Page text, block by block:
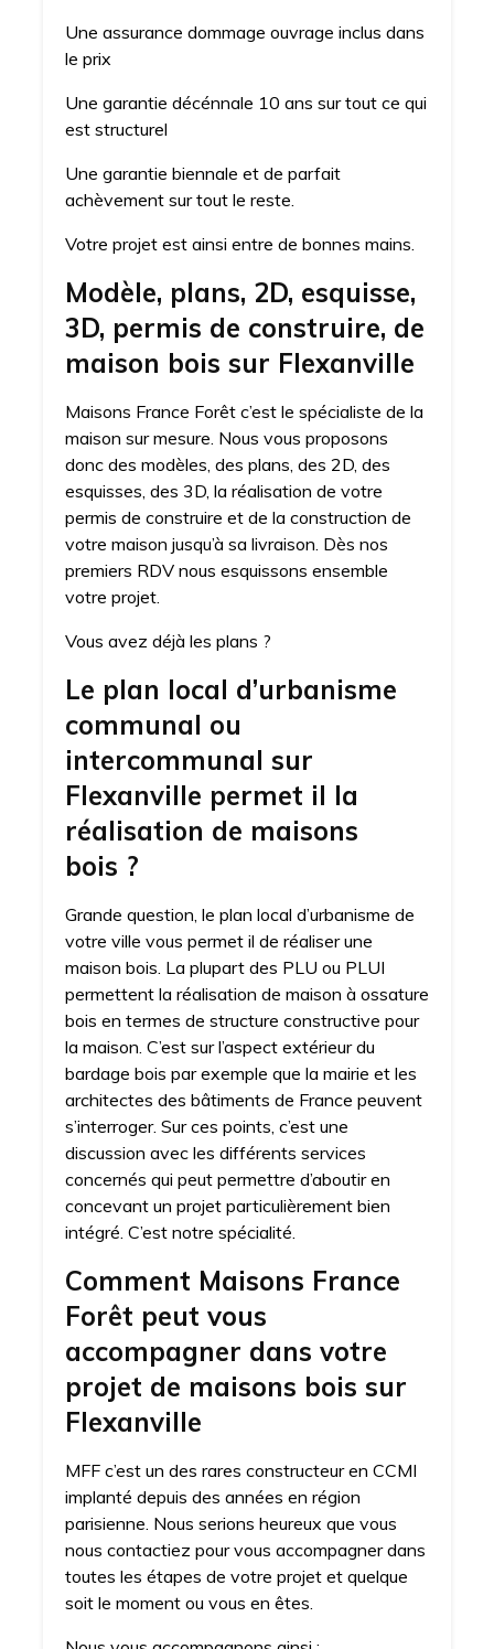
Une assurance dommage ouvrage inclus dans
le prix
Une garantie décénnale 10 ans sur tout ce qui
est structurel
Une garantie biennale et de parfait
achèvement sur tout le reste.
Votre projet est ainsi entre de bonnes mains.
Modèle, plans, 2D, esquisse,
3D, permis de construire, de
maison bois sur Flexanville
Maisons France Forêt c’est le spécialiste de la
maison sur mesure. Nous vous proposons
donc des modèles, des plans, des 2D, des
esquisses, des 3D, la réalisation de votre
permis de construire et de la construction de
votre maison jusqu’à sa livraison. Dès nos
premiers RDV nous esquissons ensemble
votre projet.
Vous avez déjà les plans ?
Le plan local d’urbanisme
communal ou
intercommunal sur
Flexanville permet il la
réalisation de maisons
bois ?
Grande question, le plan local d’urbanisme de
votre ville vous permet il de réaliser une
maison bois. La plupart des PLU ou PLUI
permettent la réalisation de maison à ossature
bois en termes de structure constructive pour
la maison. C’est sur l’aspect extérieur du
bardage bois par exemple que la mairie et les
architectes des bâtiments de France peuvent
s’interroger. Sur ces points, c’est une
discussion avec les différents services
concernés qui peut permettre d’aboutir en
concevant un projet particulièrement bien
intégré. C’est notre spécialité.
Comment Maisons France
Forêt peut vous
accompagner dans votre
projet de maisons bois sur
Flexanville
MFF c’est un des rares constructeur en CCMI
implanté depuis des années en région
parisienne. Nous serions heureux que vous
nous contactiez pour vous accompagner dans
toutes les étapes de votre projet et quelque
soit le moment ou vous en êtes.